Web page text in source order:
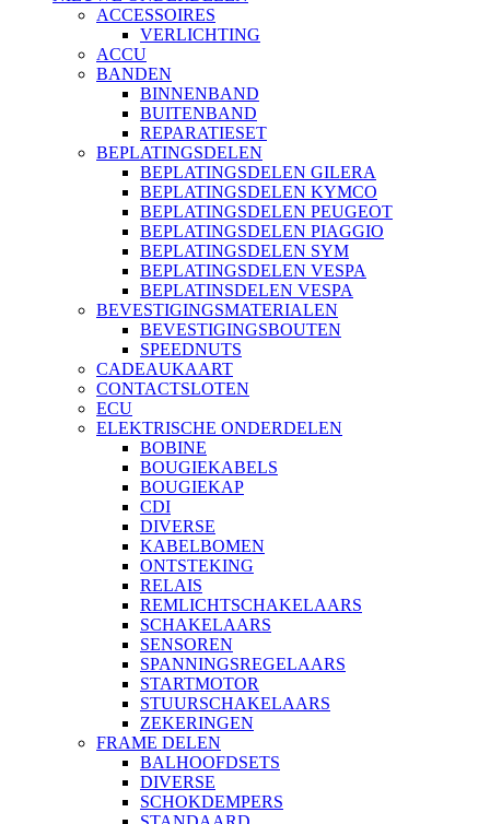
ACCESSOIRES
VERLICHTING
ACCU
BANDEN
BINNENBAND
BUITENBAND
REPARATIESET
BEPLATINGSDELEN
BEPLATINGSDELEN GILERA
BEPLATINGSDELEN KYMCO
BEPLATINGSDELEN PEUGEOT
BEPLATINGSDELEN PIAGGIO
BEPLATINGSDELEN SYM
BEPLATINGSDELEN VESPA
BEPLATINSDELEN VESPA
BEVESTIGINGSMATERIALEN
BEVESTIGINGSBOUTEN
SPEEDNUTS
CADEAUKAART
CONTACTSLOTEN
ECU
ELEKTRISCHE ONDERDELEN
BOBINE
BOUGIEKABELS
BOUGIEKAP
CDI
DIVERSE
KABELBOMEN
ONTSTEKING
RELAIS
REMLICHTSCHAKELAARS
SCHAKELAARS
SENSOREN
SPANNINGSREGELAARS
STARTMOTOR
STUURSCHAKELAARS
ZEKERINGEN
FRAME DELEN
BALHOOFDSETS
DIVERSE
SCHOKDEMPERS